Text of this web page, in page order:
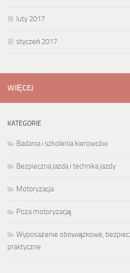
luty 2017
styczeń 2017
WIĘCEJ
KATEGORIE
Badania i szkolenia kierowców
Bezpieczna jazda i technika jazdy
Motoryzacja
Poza motoryzacją
Wyposażenie obowiązkowe,
praktyczne